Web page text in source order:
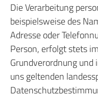
Die Verarbeitung
beispielsweise des
Adresse oder
Person, erfolgt stets
Grundverordnung
uns geltenden